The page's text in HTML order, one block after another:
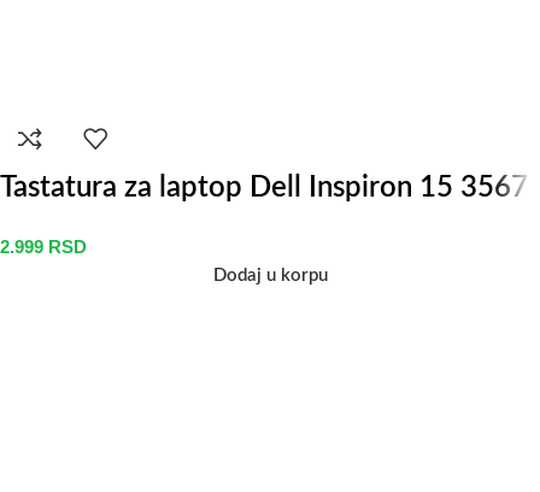
Tastatura za laptop Dell Inspiron 15 3567
2.999 RSD
Dodaj u korpu